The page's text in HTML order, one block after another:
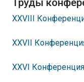
Труды
XXVIII
XXVII
XXVI